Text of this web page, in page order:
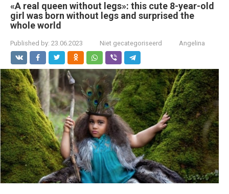
«A real queen without legs»: this cute 8-year-old
girl was born without legs and surprised the
whole world
Published by: 23.06.2023 Niet gecategoriseerd Angelina